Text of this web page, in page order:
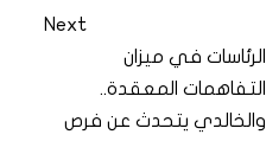
Next
الرئاسات في ميزان
التفاهمات المعقدة..
والخالدي يتحدث عن فرص